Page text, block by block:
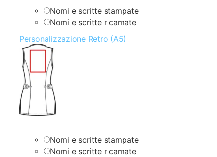
Nomi e scritte stampate
Nomi e scritte ricamate
Personalizzazione Retro (A5)
Nomi e scritte stampate
Nomi e scritte ricamate